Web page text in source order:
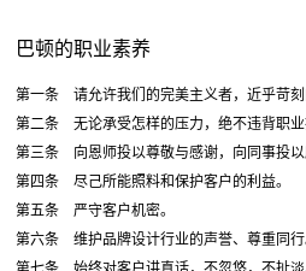
巴顿的职业素养
第一条 请允许我们的完美主义者，近乎苛刻
第二条 无论承受怎样的压力，绝不违背职业
第三条 向恩师投以尊敬与感谢，向同事投以
第四条 尽己所能照料和保护客户的利益。
第五条 严守客户机密。
第六条 维护品牌设计行业的声誉、尊重同行
第七条 始终对客户讲真话，不忽悠，不扯淡